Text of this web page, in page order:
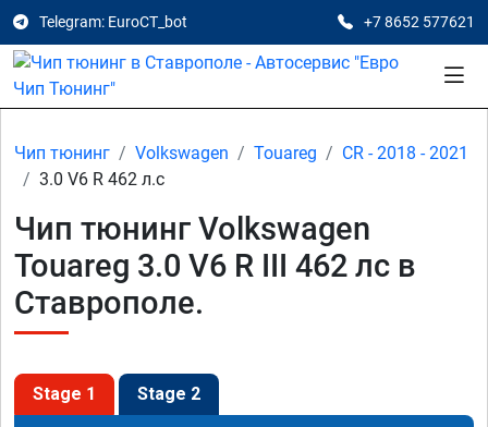
Telegram: EuroCT_bot +7 8652 577621
Чип тюнинг Volkswagen Touareg
CR - 2018 - 2021
3.0 V6 R 462 л.с
Чип тюнинг Volkswagen
Touareg 3.0 V6 R III 462 лс в
Ставрополе.
Stage 1 Stage 2